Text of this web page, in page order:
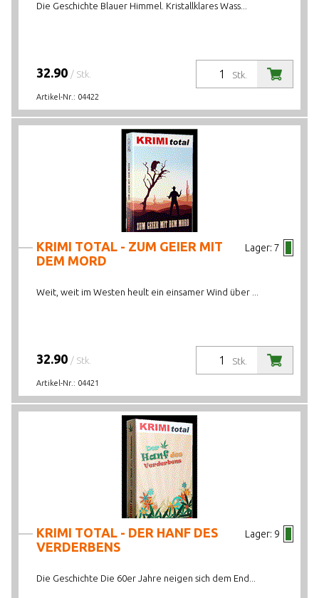
Die Geschichte Blauer Himmel. Kristallklares Wass...
Stk.
32.90 / Stk.
Artikel-Nr.: 04422
Lager: 7
KRIMI TOTAL - ZUM GEIER MIT
DEM MORD
Weit, weit im Westen heult ein einsamer Wind über ...
Stk.
32.90 / Stk.
Artikel-Nr.: 04421
Lager: 9
KRIMI TOTAL - DER HANF DES
VERDERBENS
Die Geschichte Die 60er Jahre neigen sich dem End...